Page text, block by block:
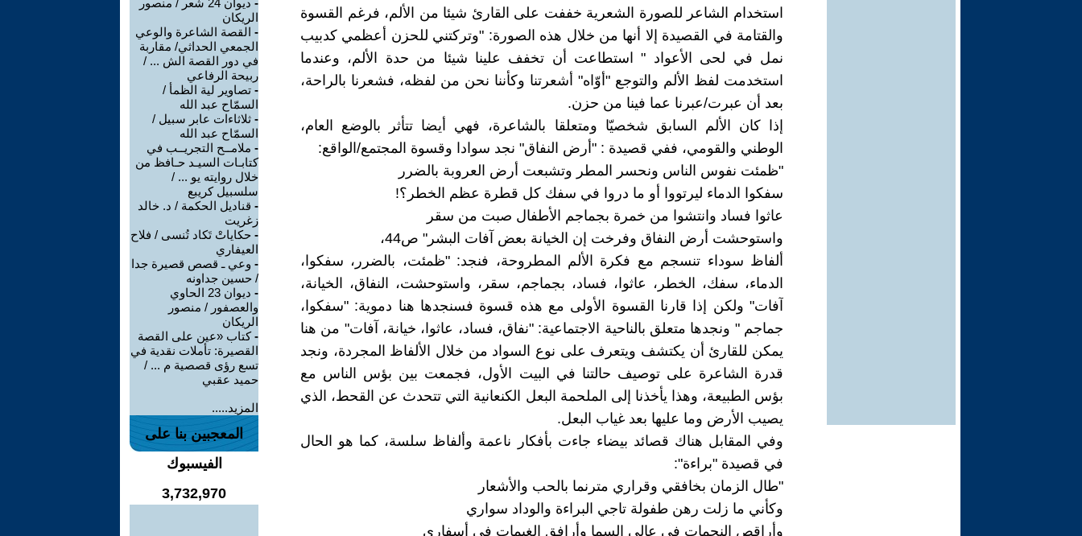
استخدام الشاعر للصورة الشعرية خففت على القارئ شيئا من الألم، فرغم القسوة
والقتامة في القصيدة إلا أنها من خلال هذه الصورة: "وتركتني للحزن أعظمي كدبيب
نمل في لحى الأعواد " استطاعت أن تخفف علينا شيئا من حدة الألم، وعندما
استخدمت لفظ الألم والتوجع "أوّاه" أشعرتنا وكأننا نحن من لفظه، فشعرنا بالراحة،
بعد أن عبرت/عبرنا عما فينا من حزن.
إذا كان الألم السابق شخصيّا ومتعلقا بالشاعرة، فهي أيضا تتأثر بالوضع العام،
الوطني والقومي، ففي قصيدة : "أرض النفاق" نجد سوادا وقسوة المجتمع/الواقع:
"ظمئت نفوس الناس ونحسر المطر وتشبعت أرض العروبة بالضرر
سفكوا الدماء ليرتووا أو ما دروا في سفك كل قطرة عظم الخطر؟!
عاثوا فساد وانتشوا من خمرة بجماجم الأطفال صبت من سقر
واستوحشت أرض النفاق وفرخت إن الخيانة بعض آفات البشر" ص44،
ألفاظ سوداء تنسجم مع فكرة الألم المطروحة، فنجد: "ظمئت، بالضرر، سفكوا،
الدماء، سفك، الخطر، عاثوا، فساد، بجماجم، سقر، واستوحشت، النفاق، الخيانة،
آفات" ولكن إذا قارنا القسوة الأولى مع هذه قسوة فسنجدها هنا دموية: "سفكوا،
جماجم " ونجدها متعلق بالناحية الاجتماعية: "نفاق، فساد، عاثوا، خيانة، آفات" من هنا
يمكن للقارئ أن يكتشف ويتعرف على نوع السواد من خلال الألفاظ المجردة، ونجد
قدرة الشاعرة على توصيف حالتنا في البيت الأول، فجمعت بين بؤس الناس مع
بؤس الطبيعة، وهذا يأخذنا إلى الملحمة البعل الكنعانية التي تتحدث عن القحط، الذي
يصيب الأرض وما عليها بعد غياب البعل.
وفي المقابل هناك قصائد بيضاء جاءت بأفكار ناعمة وألفاظ سلسة، كما هو الحال
في قصيدة "براءة":
"طال الزمان بخافقي وقراري مترنما بالحب والأشعار
وكأني ما زلت رهن طفولة تاجي البراءة والوداد سواري
وأراقص النجمات في عالي السما وأرافق الغيمات في أسفاري
-
ديوان 24 شعر / منصور
الريكان
- القصة الشاعرة والوعي
الجمعي الحداثي/ مقاربة
في دور القصة الش ... /
ربيحة الرفاعي
- تصاوير لية الظمأ /
السمّاح عبد الله
- ثلاثاءات عابر سبيل /
السمّاح عبد الله
- ملامــح التجريــب في
كتابـات السيـد حـافظ من
خلال روايته يو ... /
سلسبيل كريبع
- قناديل الحكمة / د. خالد
زغريت
- حكاياتْ تَكاد تُنسى / فلاح
العيفاري
- وعي ـ قصص قصيرة جدا
/ حسين جداونه
-
ديوان 23 الحاوي
والعصفور / منصور
الريكان
-كتاب «عين على القصة
القصيرة: تأملات نقدية في
تسع رؤى قصصية م ... /
حميد عقبي
المزيد.....
المعجبين بنا على
الفيسبوك
3,732,970